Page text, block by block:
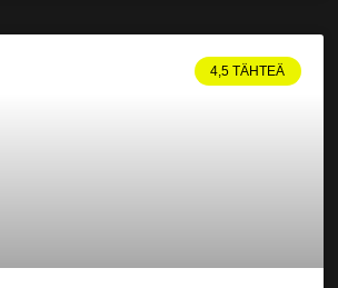
4,5 TÄHTEÄ